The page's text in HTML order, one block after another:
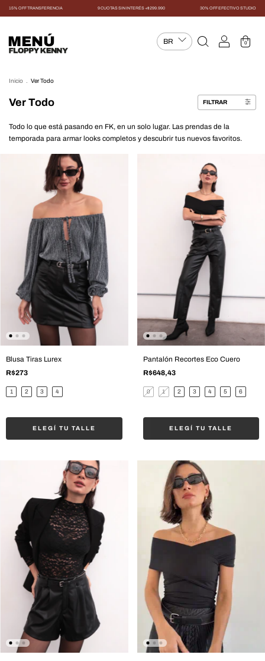
15% OFF TRANSFERENCIA 9 CUOTAS SIN INTERÉS +$299.990 30% OFF EFECTIVO STUDIO
MENÚ 0
Inicio Ver Todo
Ver Todo FILTRAR
Todo lo que está pasando en FK, en un solo lugar. Las prendas de la
temporada para armar looks completos y descubrir tus nuevos favoritos.
Blusa Tiras Lurex
R$273
1 2 3 4
ELEGÍ TU TALLE
Pantalón Recortes Eco Cuero
R$648,43
0 1 2 3 4 5 6
ELEGÍ TU TALLE